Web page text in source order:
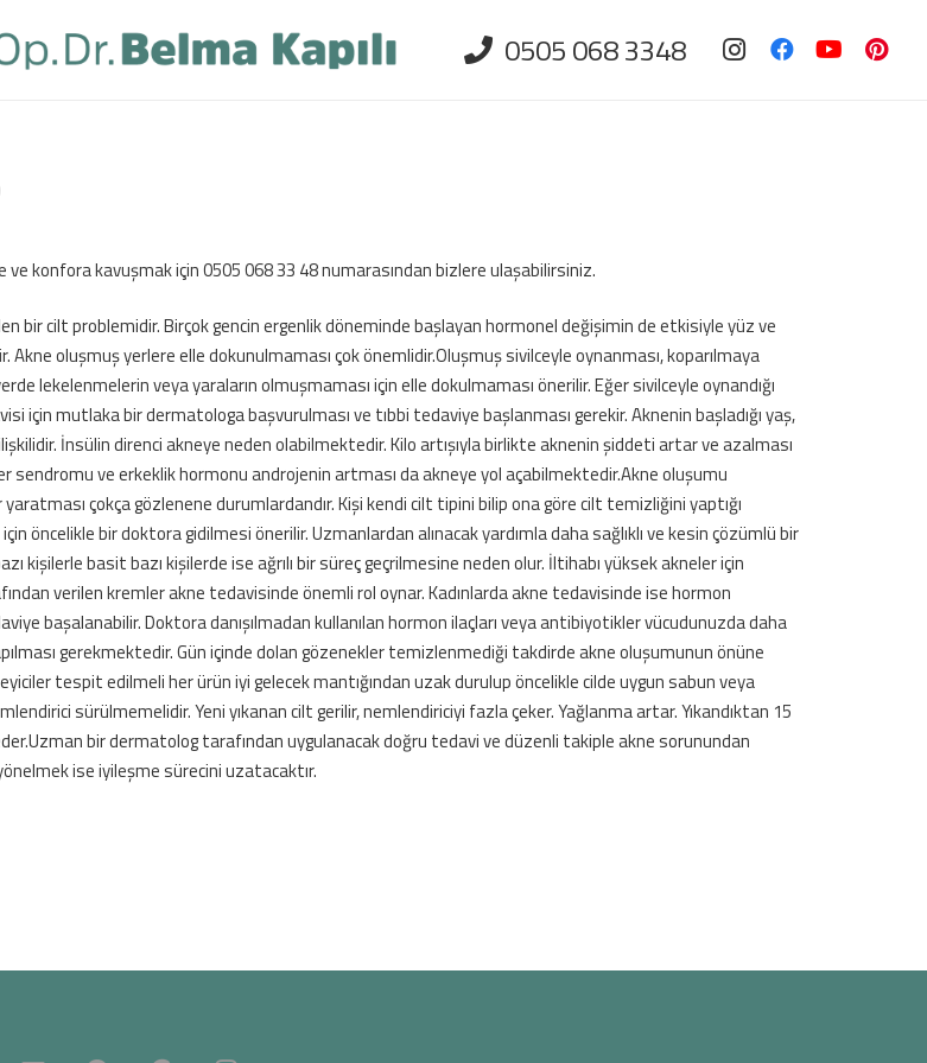
0505 068 3348
konfora kavuşmak için 0505 068 33 48 numarasından bizlere ulaşabilirsiniz.
bir cilt problemidir. Birçok gencin ergenlik döneminde başlayan hormonel değişimin de etkisiyle yüz ve
oluşmuş yerlere elle dokunulmaması çok önemlidir.Oluşmuş sivilceyle oynanması, koparılmaya
lekelenmelerin veya yaraların olmuşmaması için elle dokulmaması önerilir. Eğer sivilceyle oynandığı
için mutlaka bir dermatologa başvurulması ve tıbbi tedaviye başlanması gerekir. Aknenin başladığı yaş,
İnsülin direnci akneye neden olabilmektedir. Kilo artışıyla birlikte aknenin şiddeti artar ve azalması
ve erkeklik hormonu androjenin artması da akneye yol açabilmektedir.Akne oluşumu
çokça gözlenene durumlardandır. Kişi kendi cilt tipini bilip ona göre cilt temizliğini yaptığı
bir doktora gidilmesi önerilir. Uzmanlardan alınacak yardımla daha sağlıklı ve kesin çözümlü bir
basit bazı kişilerde ise ağrılı bir süreç geçrilmesine neden olur. İltihabı yüksek akneler için
verilen kremler akne tedavisinde önemli rol oynar. Kadınlarda akne tedavisinde ise hormon
başalanabilir. Doktora danışılmadan kullanılan hormon ilaçları veya antibiyotikler vücudunuzda daha
gerekmektedir. Gün içinde dolan gözenekler temizlenmediği takdirde akne oluşumunun önüne
tespit edilmeli her ürün iyi gelecek mantığından uzak durulup öncelikle cilde uygun sabun veya
sürülmemelidir. Yeni yıkanan cilt gerilir, nemlendiriciyi fazla çeker. Yağlanma artar. Yıkandıktan 15
bir dermatolog tarafından uygulanacak doğru tedavi ve düzenli takiple akne sorunundan
ise iyileşme sürecini uzatacaktır.